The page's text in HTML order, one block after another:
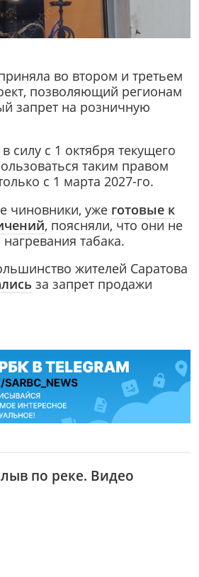
во втором и третьем
позволяющий регионам
запрет на розничную
силу с 1 октября текущего
таким правом
с 1 марта 2027-го.
чиновники, уже готовые к
, поясняли, что они не
табака.
жителей Саратова
за запрет продажи
по реке. Видео